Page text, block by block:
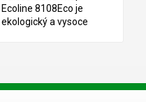
Ecoline 8108Eco je
ekologický a vysoce
součástí řady Ecoline,
v
l